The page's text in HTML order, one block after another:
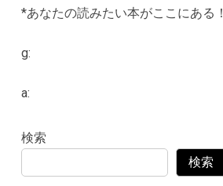
*あなたの読みたい本がここにある！
g:
a:
検索
検索